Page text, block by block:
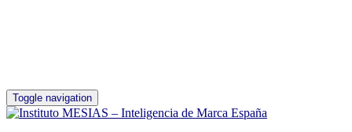
Toggle navigation